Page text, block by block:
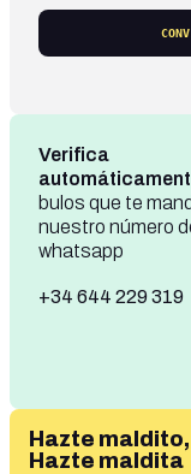
Verifica
bulos que te
nuestro número
whatsapp
+34 644 229 319
Hazte maldito,
Hazte maldita